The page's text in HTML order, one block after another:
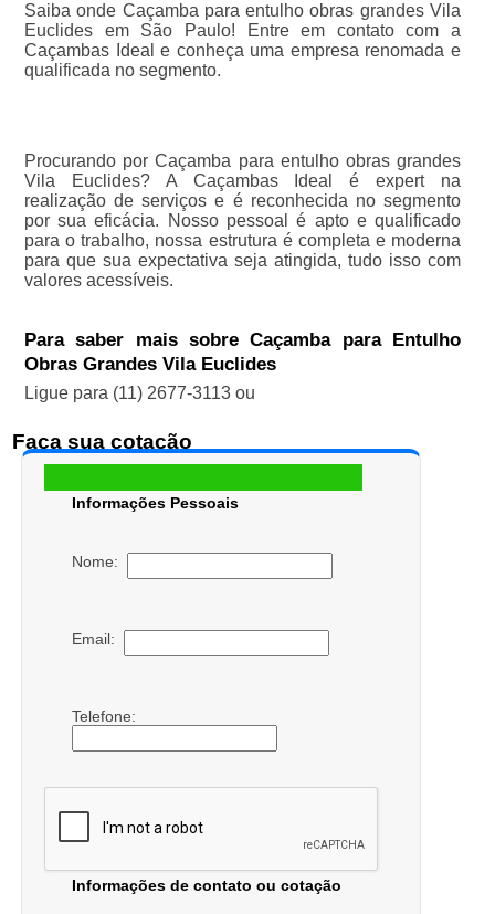
Saiba onde Caçamba para entulho obras grandes Vila
Euclides em São Paulo! Entre em contato com a
Caçambas Ideal e conheça uma empresa renomada e
qualificada no segmento.
Procurando por Caçamba para entulho obras grandes
Vila Euclides? A Caçambas Ideal é expert na
realização de serviços e é reconhecida no segmento
por sua eficácia. Nosso pessoal é apto e qualificado
para o trabalho, nossa estrutura é completa e moderna
para que sua expectativa seja atingida, tudo isso com
valores acessíveis.
Para saber mais sobre Caçamba para Entulho
Obras Grandes Vila Euclides
Ligue para (11) 2677-3113ou
Faça sua cotação
Informações Pessoais
Nome:
Email:
Telefone:
Informações de contato ou cotação